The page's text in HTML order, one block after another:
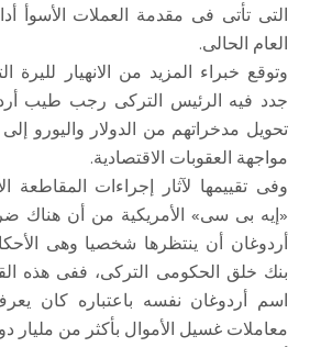
التى تأتى فى مقدمة العملات الأسوأ
العام الحالى.
وتوقع خبراء المزيد من الانهيار لليرة
جدد فيه الرئيس التركى رجب طيب
تحويل مدخراتهم من الدولار واليورو إلى
مواجهة العقوبات الاقتصادية.
وفى تقييمها لآثار إجراءات المقاطعة
«إيه بى سى» الأمريكية من أن هناك
أردوغان أن ينتظرها شخصيا وهى
بنك خلق الحكومى التركى، ففى هذه
اسم أردوغان نفسه باعتباره كان
معاملات غسيل الأموال بأكثر من مليار